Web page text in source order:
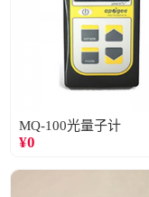
MQ-100光量子计
¥0